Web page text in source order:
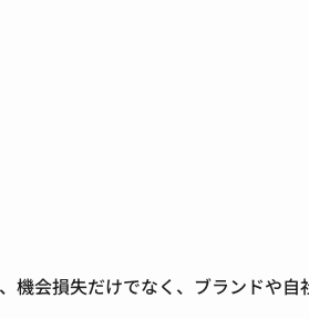
機会損失だけでなく、ブランドや自